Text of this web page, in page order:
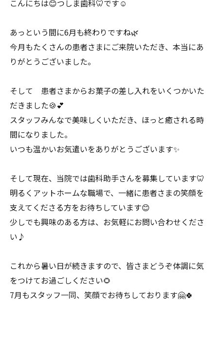
こんにちは😊つしま歯科🦷です☺️
あっという間に6月も終わりですね🌿
今月もたくさんの患者さまにご来院いただき、本当にあ
りがとうございました。
そして 患者さまからお菓子の差し入れをいくつかいた
だきました🍪💕
スタッフみんなで美味しくいただき、ほっと癒される時
間になりました。
いつも温かいお気遣いをありがとうございます✨
そして現在、当院では歯科助手さんを募集しています🦷
明るくアットホームな職場で、一緒に患者さまの笑顔を
支えてくださる方をお待ちしています😊
少しでも興味のある方は、お気軽にお問い合わせくださ
い♪
これから暑い日が続きますので、皆さまどうぞ体調に気
をつけてお過ごしください🌻
7月もスタッフ一同、笑顔でお待ちしております🤗🍀